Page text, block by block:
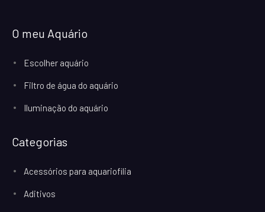
O meu Aquário
Escolher aquário
Filtro de água do aquário
Iluminação do aquário
Categorias
Acessórios para aquariofilia
Aditivos